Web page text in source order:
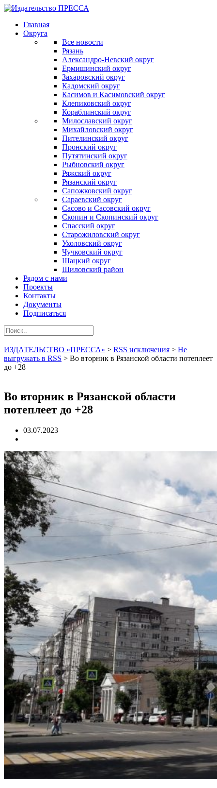
Главная
Округа
Все новости
Рязань
Александро-Невский округ
Ермишинский округ
Захаровский округ
Кадомский округ
Касимов и Касимовский округ
Клепиковский округ
Кораблинский округ
Милославский округ
Михайловский округ
Пителинский округ
Пронский округ
Путятинский округ
Рыбновский округ
Ряжский округ
Рязанский округ
Сапожковский округ
Сараевский округ
Сасово и Сасовский округ
Скопин и Скопинский округ
Спасский округ
Старожиловский округ
Ухоловский округ
Чучковский округ
Шацкий округ
Шиловский район
Рядом с нами
Проекты
Контакты
Документы
Подписаться
ИЗДАТЕЛЬСТВО «ПРЕССА» > RSS исключения > Не
выгружать в RSS > Во вторник в Рязанской области потеплеет
до +28
Во вторник в Рязанской области
потеплеет до +28
03.07.2023